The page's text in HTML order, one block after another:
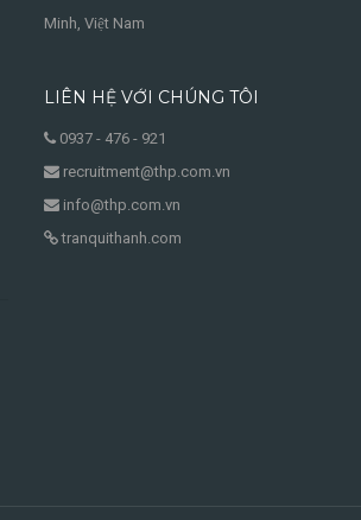
Minh, Việt Nam
LIÊN HỆ VỚI CHÚNG TÔI
0937 - 476 - 921
recruitment@thp.com.vn
info@thp.com.vn
tranquithanh.com